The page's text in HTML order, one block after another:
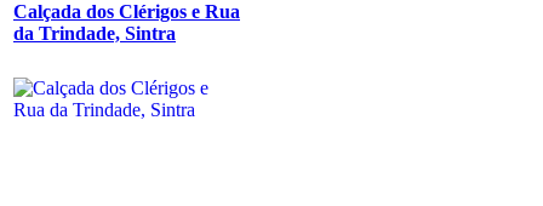
Calçada dos Clérigos e Rua
da Trindade, Sintra